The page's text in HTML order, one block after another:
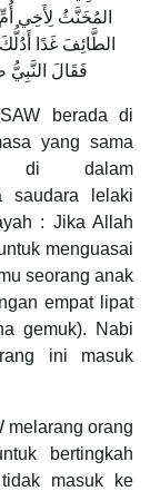
المُخَنَّثُ لِأَخِي
الطَّائِفَ غَدًا
فَقَالَ النَّبِيُّ
berada di
yang sama
dalam
saudara lelaki
: Jika Allah
menguasai
seorang anak
empat lipat
gemuk). Nabi
ini masuk
melarang orang
bertingkah
masuk ke